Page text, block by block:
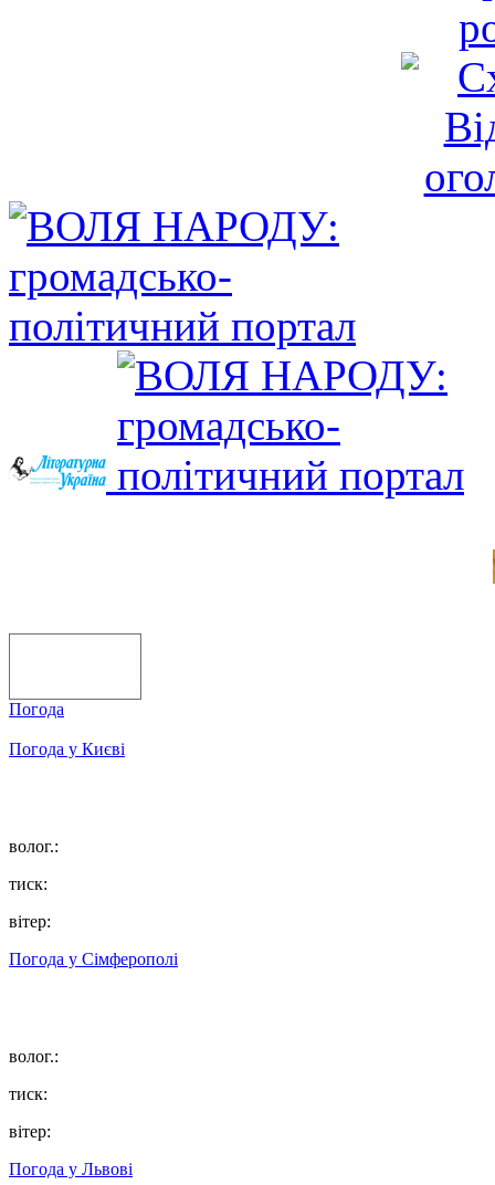
Погода
Погода у Києві
волог.:
тиск:
вітер:
Погода у Сімферополі
волог.:
тиск:
вітер:
Погода у Львові